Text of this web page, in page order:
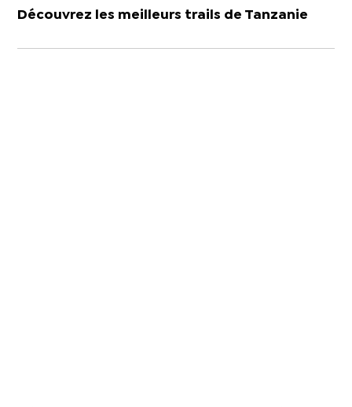
Découvrez les meilleurs trails de Tanzanie